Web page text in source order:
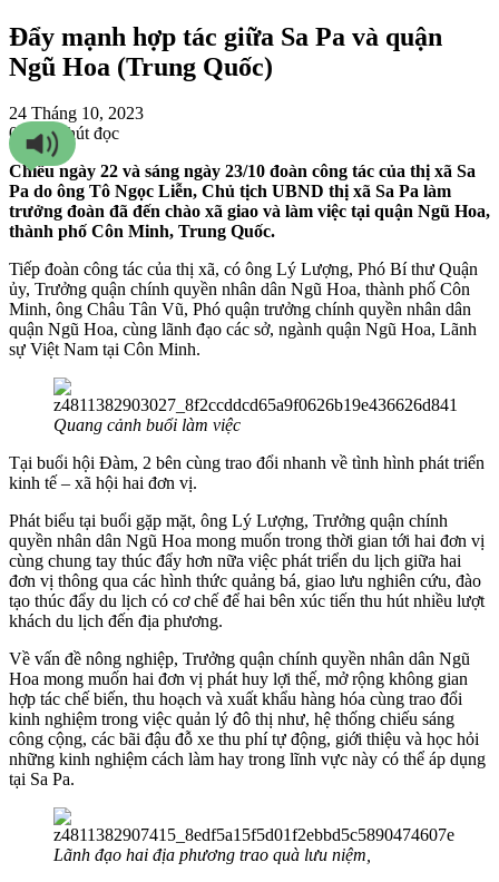
Đẩy mạnh hợp tác giữa Sa Pa và quận
Ngũ Hoa (Trung Quốc)
24 Tháng 10, 2023
0 883 phút đọc
Chiều ngày 22 và sáng ngày 23/10 đoàn công tác của thị xã Sa
Pa do ông Tô Ngọc Liễn, Chủ tịch UBND thị xã Sa Pa làm
trưởng đoàn đã đến chào xã giao và làm việc tại quận Ngũ Hoa,
thành phố Côn Minh, Trung Quốc.
Tiếp đoàn công tác của thị xã, có ông Lý Lượng, Phó Bí thư Quận
ủy, Trưởng quận chính quyền nhân dân Ngũ Hoa, thành phố Côn
Minh, ông Châu Tân Vũ, Phó quận trưởng chính quyền nhân dân
quận Ngũ Hoa, cùng lãnh đạo các sở, ngành quận Ngũ Hoa, Lãnh
sự Việt Nam tại Côn Minh.
Quang cảnh buổi làm việc
Tại buổi hội Đàm, 2 bên cùng trao đổi nhanh về tình hình phát triển
kinh tế – xã hội hai đơn vị.
Phát biểu tại buổi gặp mặt, ông Lý Lượng, Trưởng quận chính
quyền nhân dân Ngũ Hoa mong muốn trong thời gian tới hai đơn vị
cùng chung tay thúc đẩy hơn nữa việc phát triển du lịch giữa hai
đơn vị thông qua các hình thức quảng bá, giao lưu nghiên cứu, đào
tạo thúc đẩy du lịch có cơ chế để hai bên xúc tiến thu hút nhiều lượt
khách du lịch đến địa phương.
Về vấn đề nông nghiệp, Trưởng quận chính quyền nhân dân Ngũ
Hoa mong muốn hai đơn vị phát huy lợi thế, mở rộng không gian
hợp tác chế biến, thu hoạch và xuất khẩu hàng hóa cùng trao đổi
kinh nghiệm trong việc quản lý đô thị như, hệ thống chiếu sáng
công cộng, các bãi đậu đỗ xe thu phí tự động, giới thiệu và học hỏi
những kinh nghiệm cách làm hay trong lĩnh vực này có thể áp dụng
tại Sa Pa.
Lãnh đạo hai địa phương trao quà lưu niệm,